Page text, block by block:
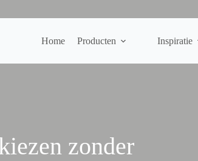
Home Producten Inspiratie
zonder